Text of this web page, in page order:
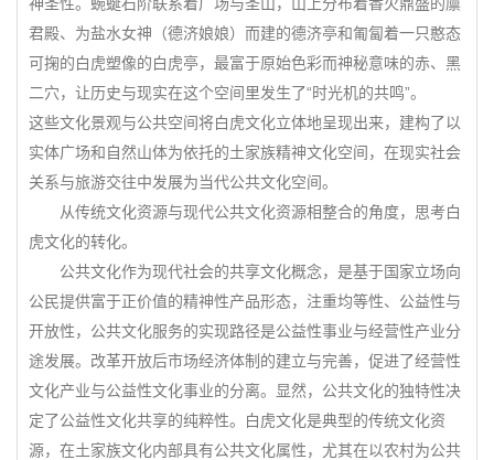
君殿、为盐水女神（德济娘娘）而建的德济亭和匍匐着一只憨态
可掬的白虎塑像的白虎亭，最富于原始色彩而神秘意味的赤、黑
二穴，让历史与现实在这个空间里发生了“时光机的共鸣”。
这些文化景观与公共空间将白虎文化立体地呈现出来，建构了以
实体广场和自然山体为依托的土家族精神文化空间，在现实社会
关系与旅游交往中发展为当代公共文化空间。
从传统文化资源与现代公共文化资源相整合的角度，思考白
虎文化的转化。
公共文化作为现代社会的共享文化概念，是基于国家立场向
公民提供富于正价值的精神性产品形态，注重均等性、公益性与
开放性，公共文化服务的实现路径是公益性事业与经营性产业分
途发展。改革开放后市场经济体制的建立与完善，促进了经营性
文化产业与公益性文化事业的分离。显然，公共文化的独特性决
定了公益性文化共享的纯粹性。白虎文化是典型的传统文化资
源，在土家族文化内部具有公共文化属性，尤其在以农村为公共